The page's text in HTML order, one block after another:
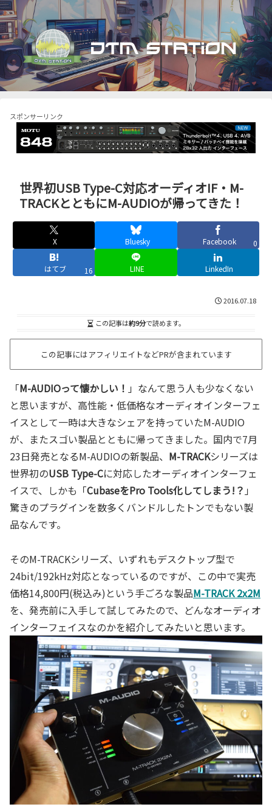
スポンサーリンク
世界初USB Type-C対応オーディオIF・M-
TRACKとともにM-AUDIOが帰ってきた！
X Bluesky Facebook 0
はてブ 16 LINE LinkedIn
2016.07.18
この記事は約9分で読めます。
この記事にはアフィリエイトなどPRが含まれています
「M-AUDIOって懐かしい！ 」なんて思う人も少なくない
と思いますが、高性能・低価格なオーディオインターフェ
イスとして一時は大きなシェアを持っていたM-AUDIO
が、またスゴい製品とともに帰ってきました。国内で7月
23日発売となるM-AUDIOの新製品、 M-TRACKシリーズは
世界初のUSB Type-Cに対応したオーディオインターフェ
イスで、しかも「CubaseをPro Tools化してしまう!？ 」
驚きのプラグインを数多くバンドルしたトンでもない製
品なんです。
そのM-TRACKシリーズ、いずれもデスクトップ型で
24bit/192kHz対応となっているのですが、この中で実売
価格14,800円(税込み)という手ごろな製品M-TRACK 2x2M
を、発売前に入手して試してみたので、どんなオーディオ
インターフェイスなのかを紹介してみたいと思います。